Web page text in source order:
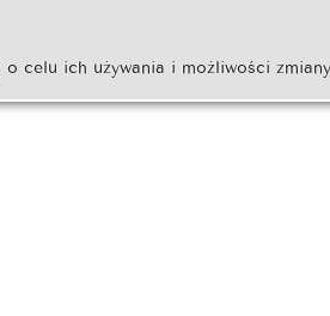
celu ich używania i możliwości